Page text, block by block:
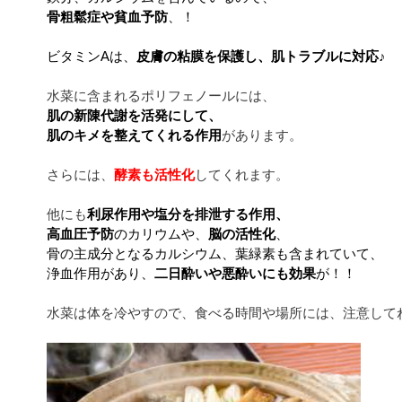
骨粗鬆症や貧血予防、！
ビタミンAは、 皮膚の粘膜を保護し、肌トラブルに対応♪
水菜に含まれるポリフェノールには、
肌の新陳代謝を活発にして、
肌のキメを整えてくれる作用があります。
さらには、 酵素も活性化してくれます。
他にも利尿作用や塩分を排泄する作用、
高血圧予防のカリウムや、 脳の活性化、
骨の主成分となるカルシウム、葉緑素も含まれていて、
浄血作用があり、 二日酔いや悪酔いにも効果が！！
水菜は体を冷やすので、食べる時間や場所には、注意して